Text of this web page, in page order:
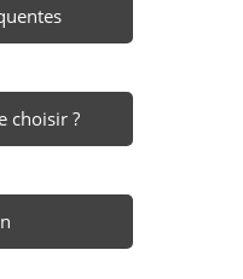
choisir ?